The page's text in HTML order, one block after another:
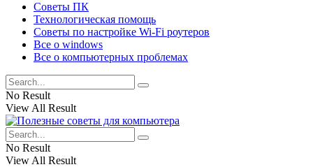
Советы ПК
Технологическая помощь
Советы по настройке Wi-Fi роутеров
Все о windows
Все о компьютерных проблемах
No Result
View All Result
No Result
View All Result